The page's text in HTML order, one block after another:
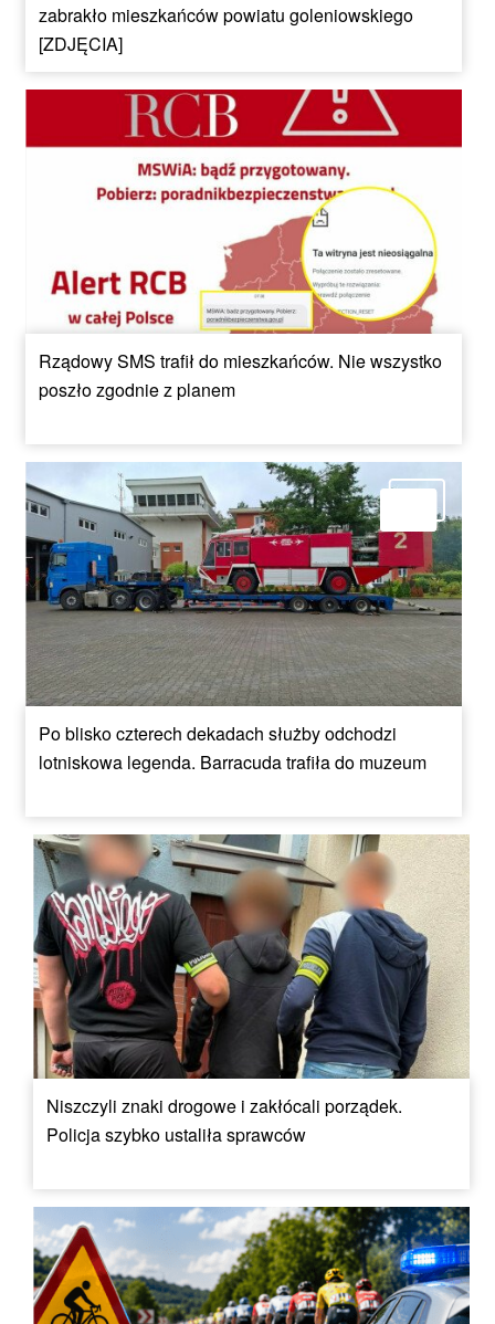
zabrakło mieszkańców powiatu goleniowskiego
[ZDJĘCIA]
Rządowy SMS trafił do mieszkańców. Nie wszystko
poszło zgodnie z planem
Po blisko czterech dekadach służby odchodzi
lotniskowa legenda. Barracuda trafiła do muzeum
Niszczyli znaki drogowe i zakłócali porządek.
Policja szybko ustaliła sprawców